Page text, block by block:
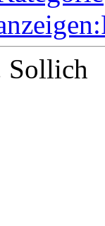
Sollich